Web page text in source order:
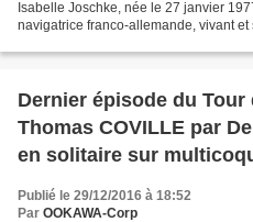
Isabelle Joschke, née le 27 janvier
navigatrice franco-allemande, vivant
Dernier épisode du Tour
Thomas COVILLE par
en solitaire sur
Publié le 29/12/2016 à 18:52
Par OOKAWA-Corp